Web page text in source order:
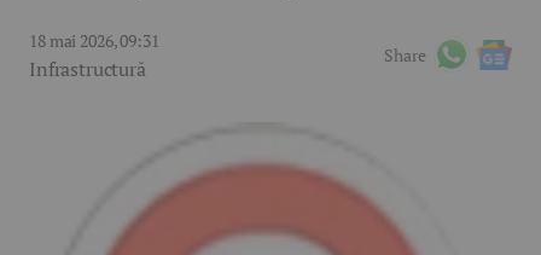
18 mai 2026, 09:31
Infrastructură
Share